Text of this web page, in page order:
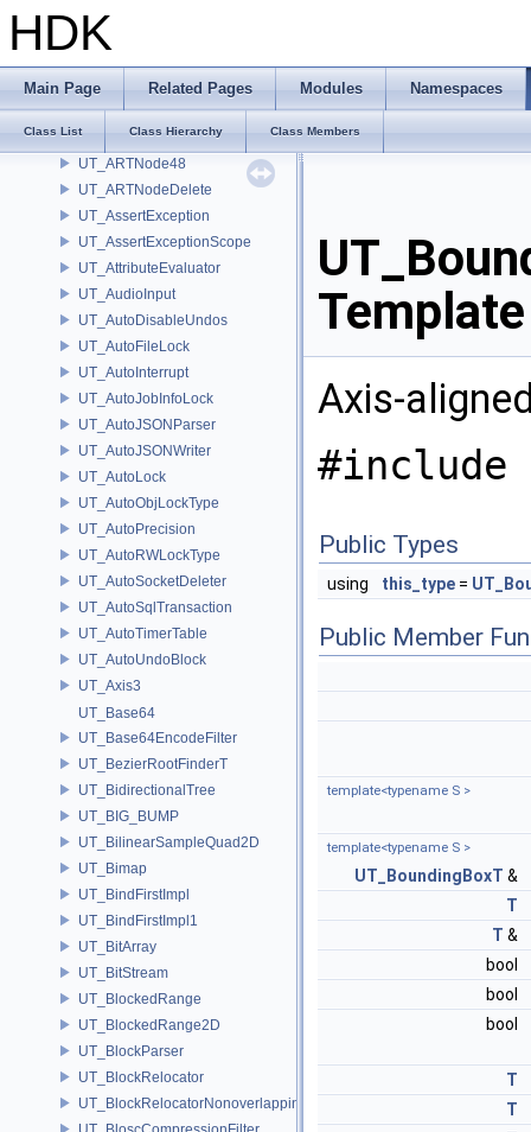
HDK
Main Page Related Pages Modules Namespaces
Class List Class Hierarchy Class Members
UT_ARTMap
UT_ARTNode16
UT_ARTNode256
UT_ARTNode4
UT_ARTNode48
UT_ARTNodeDelete
UT_AssertException
UT_AssertExceptionScope
UT_AttributeEvaluator
UT_AudioInput
UT_AutoDisableUndos
UT_AutoFileLock
UT_AutoInterrupt
UT_AutoJobInfoLock
UT_AutoJSONParser
UT_AutoJSONWriter
UT_AutoLock
UT_AutoObjLockType
UT_AutoPrecision
UT_AutoRWLockType
UT_AutoSocketDeleter
UT_AutoSqlTransaction
UT_AutoTimerTable
UT_AutoUndoBlock
UT_Axis3
UT_Base64
UT_Base64EncodeFilter
UT_BezierRootFinderT
UT_BidirectionalTree
UT_BIG_BUMP
UT_BilinearSampleQuad2D
UT_Bimap
UT_BindFirstImpl
UT_BindFirstImpl1
UT_BitArray
UT_BitStream
UT_BlockedRange
UT_BlockedRange2D
UT_BlockParser
UT_BlockRelocator
UT_BlockRelocatorNonoverlapping
Axis-
#include
Public Types
using this_type =
Public Member
template<typename S >
template<typename S >
UT_BoundingBoxT &
T
T &
bool
bool
bool
T
T